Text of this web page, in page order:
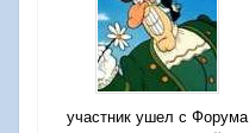
участник ушел с Форума